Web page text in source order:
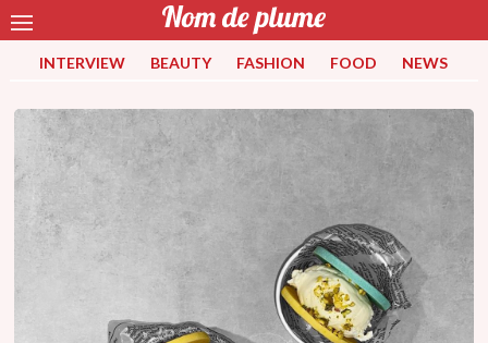
INTERVIEW BEAUTY FASHION FOOD NEWS